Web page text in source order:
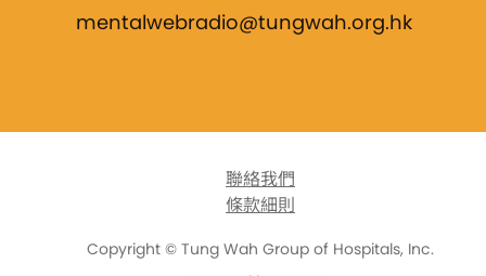
mentalwebradio@tungwah.org.hk
聯絡我們
條款細則
Copyright © Tung Wah Group of Hospitals, Inc.